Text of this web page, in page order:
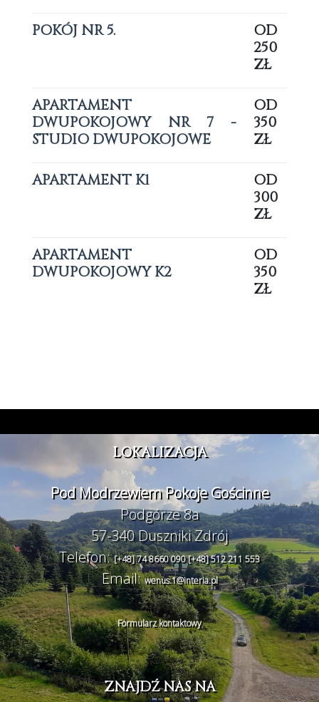
POKÓJ NR 5.
OD
250
ZŁ
APARTAMENT
DWUPOKOJOWY NR 7 -
STUDIO DWUPOKOJOWE
OD
350
ZŁ
APARTAMENT K1
OD
300
ZŁ
APARTAMENT
DWUPOKOJOWY K2
OD
350
ZŁ
LOKALIZACJA
Pod Modrzewiem Pokoje Gościnne
Podgórze 8a
57-340 Duszniki Zdrój
Telefon:[+48] 74 8660 090[+48] 512 211 553
Email:wenus.1@interia.pl
Formularz kontaktowy
ZNAJDŹ NAS NA